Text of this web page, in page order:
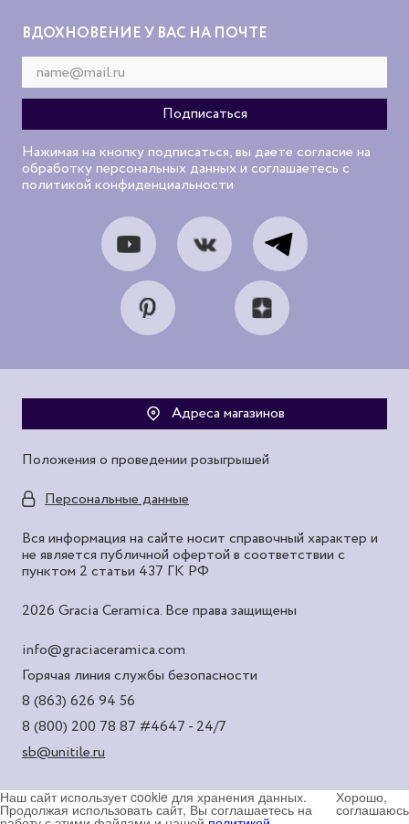
ВДОХНОВЕНИЕ У ВАС НА ПОЧТЕ
Нажимая на кнопку подписаться, вы даете согласие на
обработку персональных данных и соглашаетесь с
политикой конфиденциальности
Адреса магазинов
Положения о проведении розыгрышей
Персональные данные
Вся информация на сайте носит справочный характер и
не является публичной офертой в соответствии с
пунктом 2 статьи 437 ГК РФ
2026 Gracia Ceramica. Все права защищены
info@graciaceramica.com
Горячая линия службы безопасности
8 (863) 626 94 56
8 (800) 200 78 87 #4647 - 24/7
sb@unitile.ru
Наш сайт использует cookie для хранения данных.
Продолжая использовать сайт, Вы соглашаетесь на
Хорошо,
соглашаюсь